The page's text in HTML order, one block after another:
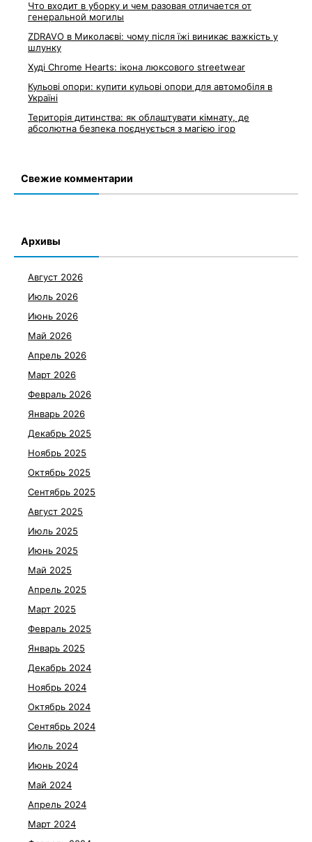
Что входит в уборку и чем разовая отличается от
генеральной могилы
ZDRAVO в Миколаєві: чому після їжі виникає важкість у
шлунку
Худі Chrome Hearts: ікона люксового streetwear
Кульові опори: купити кульові опори для автомобіля в
Україні
Територія дитинства: як облаштувати кімнату, де
абсолютна безпека поєднується з магією ігор
Свежие комментарии
Архивы
Август 2026
Июль 2026
Июнь 2026
Май 2026
Апрель 2026
Март 2026
Февраль 2026
Январь 2026
Декабрь 2025
Ноябрь 2025
Октябрь 2025
Сентябрь 2025
Август 2025
Июль 2025
Июнь 2025
Май 2025
Апрель 2025
Март 2025
Февраль 2025
Январь 2025
Декабрь 2024
Ноябрь 2024
Октябрь 2024
Сентябрь 2024
Июль 2024
Июнь 2024
Май 2024
Апрель 2024
Март 2024